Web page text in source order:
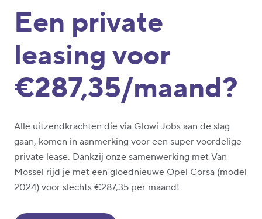
Een private
leasing voor
€287,35/maand?
Alle uitzendkrachten die via Glowi Jobs aan de slag
gaan, komen in aanmerking voor een super voordelige
private lease. Dankzij onze samenwerking met Van
Mossel rijd je met een gloednieuwe Opel Corsa (model
2024) voor slechts €287,35 per maand!